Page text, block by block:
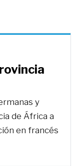
y
de África a
en francés